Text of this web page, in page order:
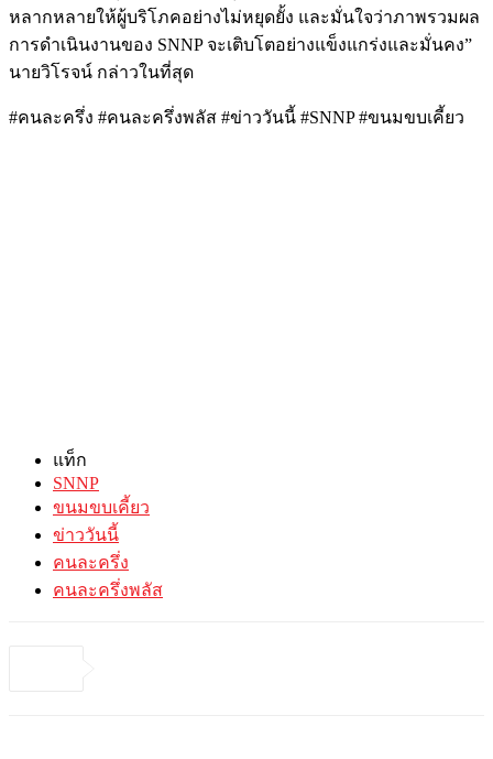
หลากหลายให้ผู้บริโภคอย่างไม่หยุดยั้ง และมั่นใจว่าภาพรวมผล
การดำเนินงานของ SNNP จะเติบโตอย่างแข็งแกร่งและมั่นคง”
นายวิโรจน์ กล่าวในที่สุด
#คนละครึ่ง #คนละครึ่งพลัส #ข่าววันนี้ #SNNP #ขนมขบเคี้ยว
แท็ก
SNNP
ขนมขบเคี้ยว
ข่าววันนี้
คนละครึ่ง
คนละครึ่งพลัส